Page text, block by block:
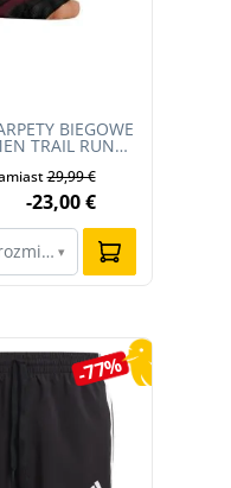
BIEGOWE
TRAIL RUN
29,99 €
-23,00 €
▾
-77%